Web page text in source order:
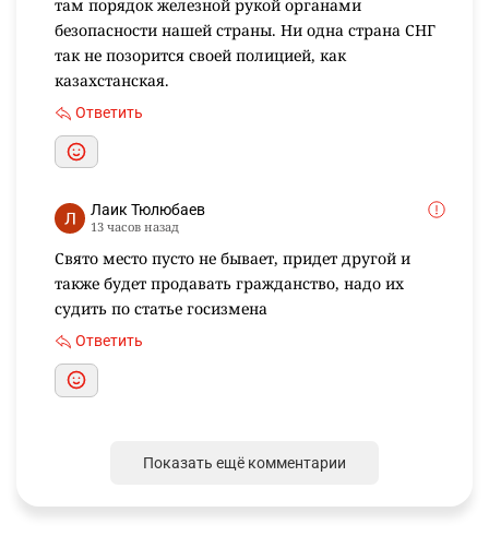
там порядок железной рукой органами
безопасности нашей страны. Ни одна страна СНГ
так не позорится своей полицией, как
казахстанская.
Ответить
Лаик Тюлюбаев
13 часов назад
Свято место пусто не бывает, придет другой и
также будет продавать гражданство, надо их
судить по статье госизмена
Ответить
Показать ещё комментарии